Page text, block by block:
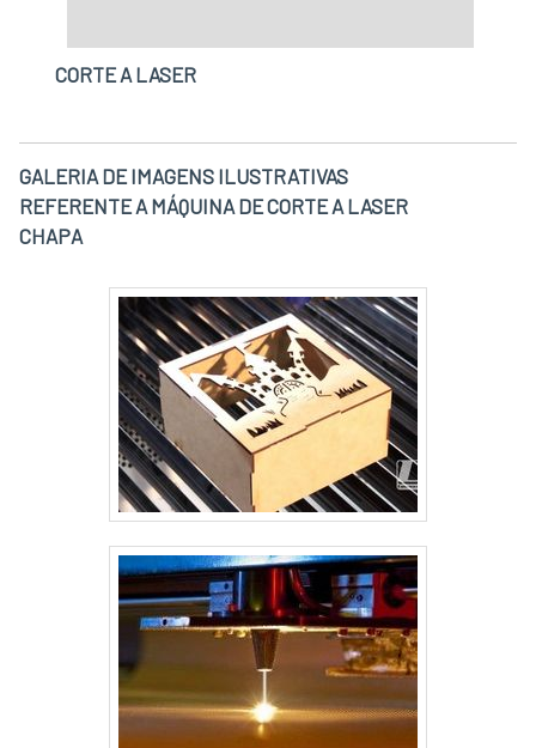
CORTE A LASER
GALERIA DE IMAGENS ILUSTRATIVAS
REFERENTE A MÁQUINA DE CORTE A LASER
CHAPA